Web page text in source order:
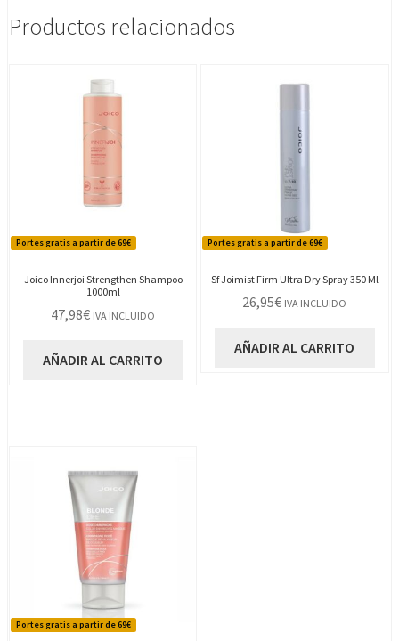
Productos relacionados
Portes gratis a partir de 69€
Joico Innerjoi Strengthen Shampoo
1000ml
47,98€ IVA INCLUIDO
AÑADIR AL CARRITO
Portes gratis a partir de 69€
Sf Joimist Firm Ultra Dry Spray 350 Ml
26,95€ IVA INCLUIDO
AÑADIR AL CARRITO
Portes gratis a partir de 69€